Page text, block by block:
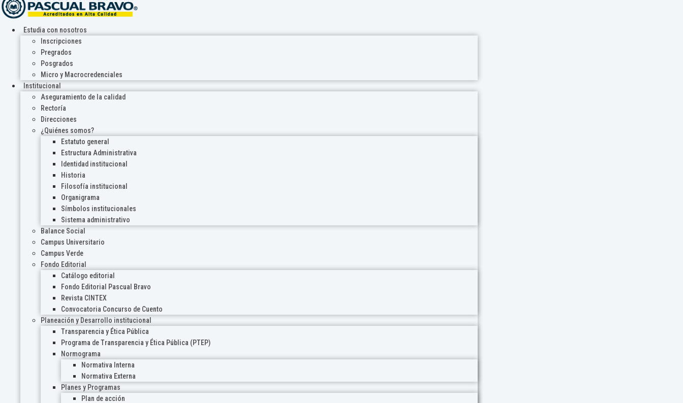
Estudia con nosotros
Inscripciones
Pregrados
Posgrados
Micro y Macrocredenciales
Institucional
Aseguramiento de la calidad
Rectoría
Direcciones
¿Quiénes somos?
Estatuto general
Estructura Administrativa
Identidad institucional
Historia
Filosofía institucional
Organigrama
Símbolos institucionales
Sistema administrativo
Balance Social
Campus Universitario
Campus Verde
Fondo Editorial
Catálogo editorial
Fondo Editorial Pascual Bravo
Revista CINTEX
Convocatoria Concurso de Cuento
Planeación y Desarrollo institucional
Transparencia y Ética Pública
Programa de Transparencia y Ética Pública (PTEP)
Normograma
Normativa Interna
Normativa Externa
Planes y Programas
Plan de acción